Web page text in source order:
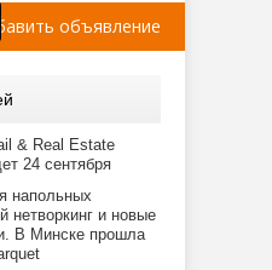
объявление
& Real Estate
24 сентября
напольных
нетворкинг и новые
В Минске прошла